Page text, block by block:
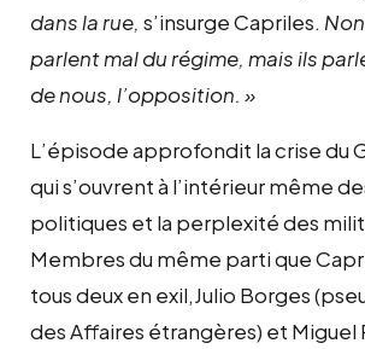
dans la rue, s’insurge Capriles.
parlent mal du régime, mais ils
de nous, l’opposition. »
L’épisode approfondit la crise du
qui s’ouvrent à l’intérieur même
politiques et la perplexité des
Membres du même parti que
tous deux en exil,Julio Borges
des Affaires étrangères) et Miguel